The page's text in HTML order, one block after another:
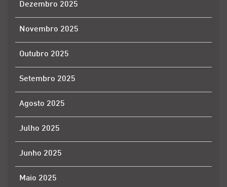
Dezembro 2025
Novembro 2025
Outubro 2025
Setembro 2025
Agosto 2025
Julho 2025
Junho 2025
Maio 2025